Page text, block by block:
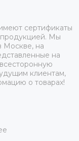
сертификаты
продукцией. Мы
Москве, на
на
клиентам,
о товарах!